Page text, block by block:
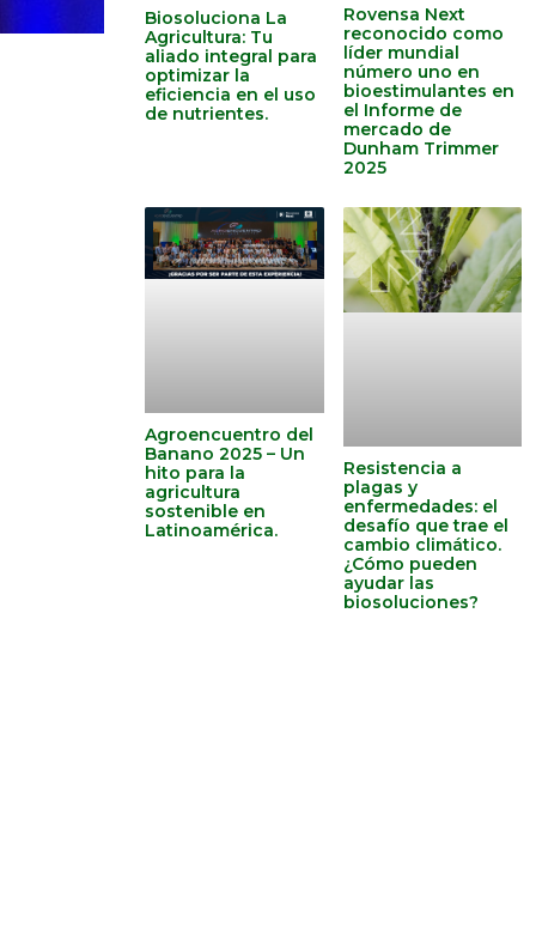
Biosoluciona La
Agricultura: Tu
aliado integral para
optimizar la
eficiencia en el uso
de nutrientes.
Rovensa Next
reconocido como
líder mundial
número uno en
bioestimulantes en
el Informe de
mercado de
Dunham Trimmer
2025
Agroencuentro del
Banano 2025 – Un
hito para la
agricultura
sostenible en
Latinoamérica.
Resistencia a
plagas y
enfermedades: el
desafío que trae el
cambio climático.
¿Cómo pueden
ayudar las
biosoluciones?